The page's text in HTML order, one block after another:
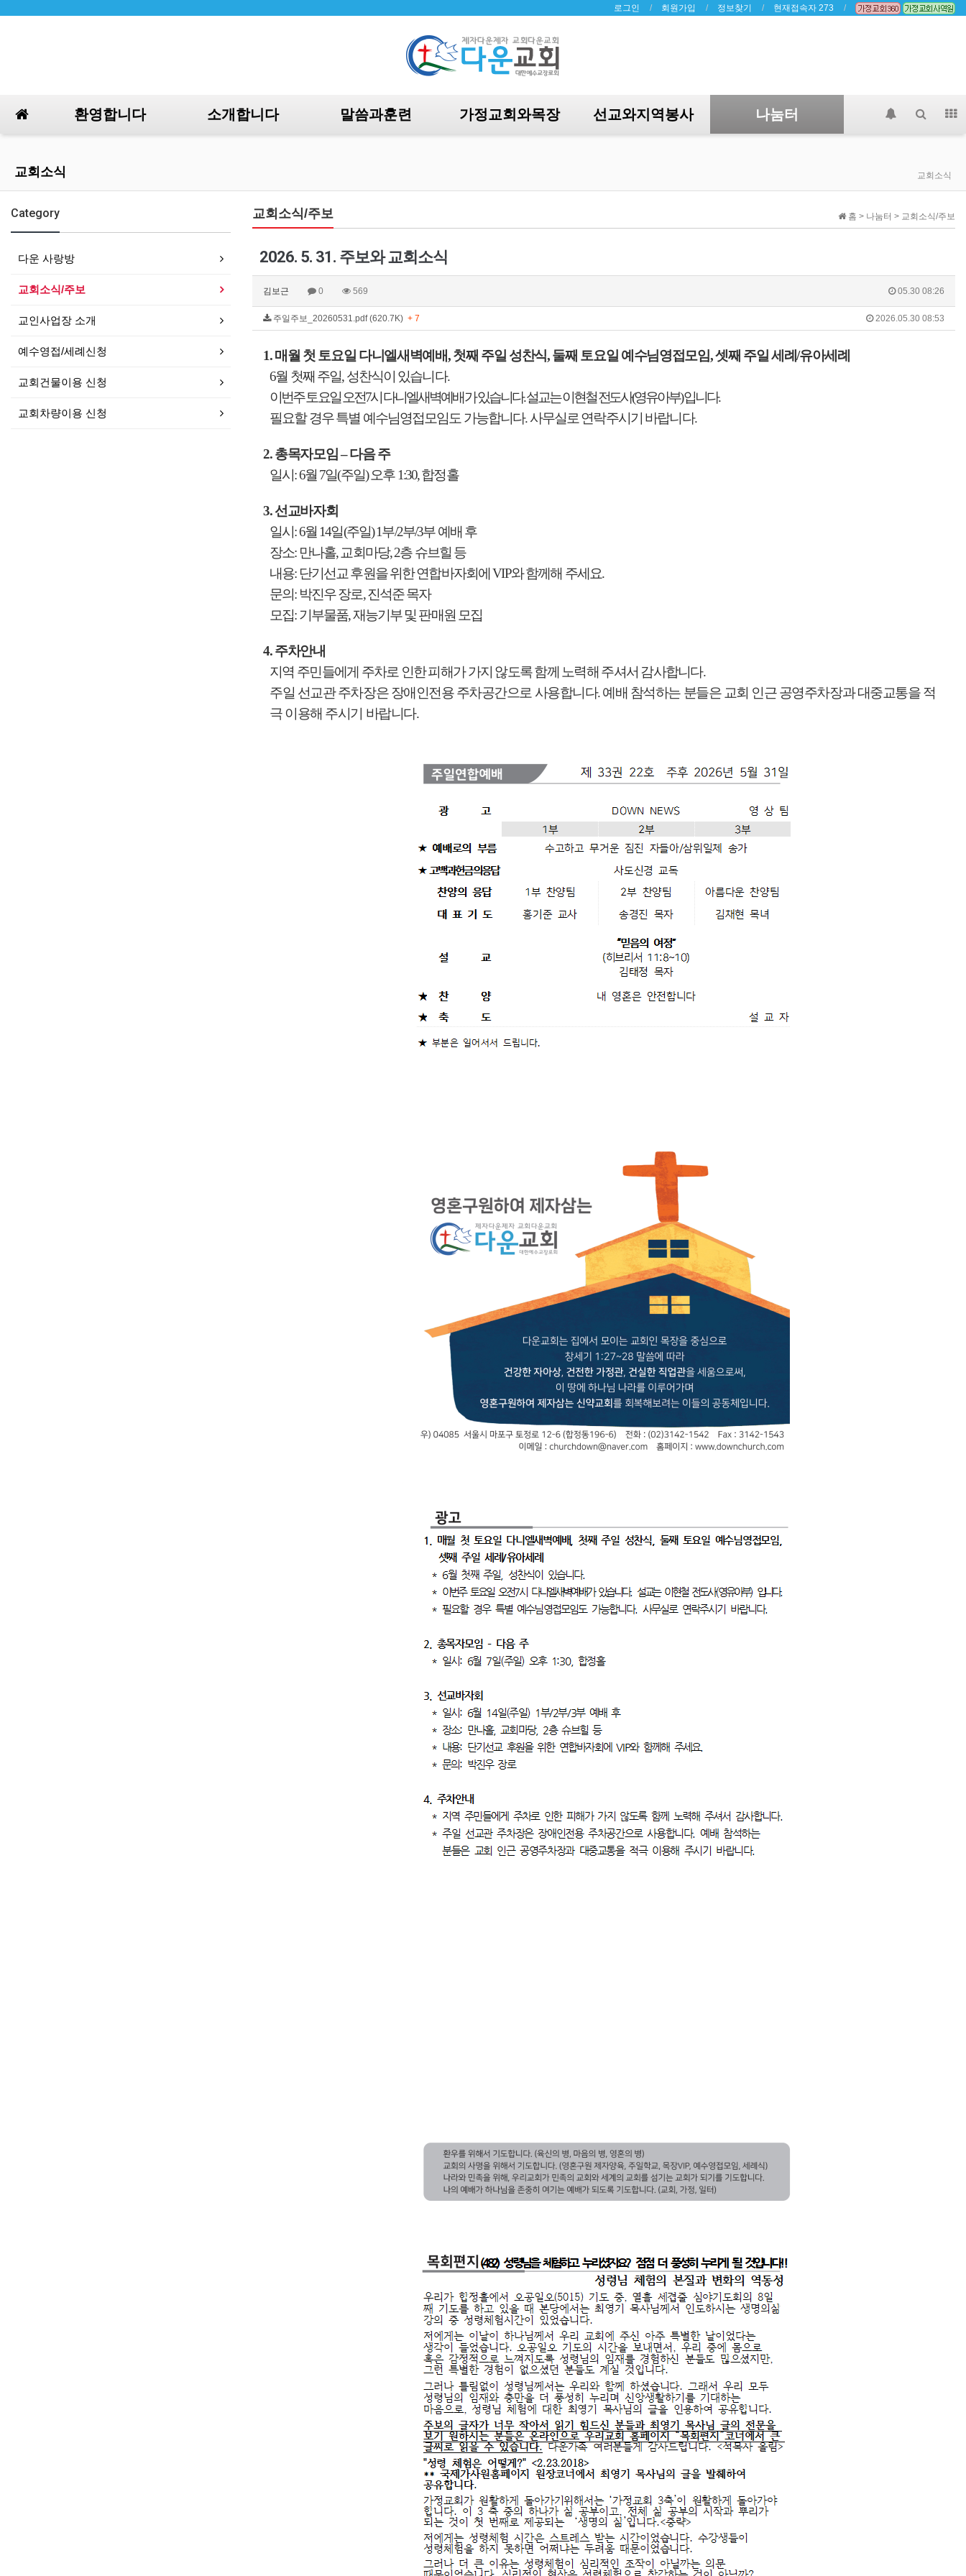
로그인 회원가입 정보찾기 현재접속자 273
환영합니다 소개합니다 말씀과훈련 가정교회와목장 선교와지역봉사 나눔터
교회소식 교회소식
홈 > 나눔터 > 교회소식/주보
교회소식/주보
2026. 5. 31. 주보와 교회소식
김보근 0 569 05.30 08:26
2026.05.30 08:53
주일주보_20260531.pdf (620.7K) + 7
1.매월 첫 토요일 다니엘새벽예배,첫째 주일 성찬식,둘째 토요일 예수님영접모임,셋째 주일 세례/유아세례
6월 첫째 주일,성찬식이 있습니다.
이번주 토요일 오전7시 다니엘새벽예배가 있습니다.설교는 이현철 전도사(영유아부)입니다.
필요할 경우 특별 예수님영접모임도 가능합니다.사무실로 연락주시기 바랍니다.
2.총목자모임–다음 주
일시 : 6월 7일(주일)오후1:30,합정홀
3.선교바자회
일시 : 6월 14일(주일) 1부/2부/3부 예배 후
장소: 만나홀, 교회마당, 2층 슈브힐 등
내용: 단기선교 후원을 위한 연합바자회에VIP와 함께해 주세요.
문의: 박진우 장로, 진석준 목자
모집: 기부물품, 재능기부 및 판매원 모집
4.주차안내
지역 주민들에게 주차로 인한 피해가 가지 않도록 함께 노력해 주셔서 감사합니다.
주일 선교관 주차장은 장애인전용 주차공간으로 사용합니다.예배 참석하는 분들은 교회 인근 공영주차장과 대중교통을 적
극 이용해 주시기 바랍니다.
Category
다운 사랑방
교회소식/주보
교인사업장 소개
예수영접/세례신청
교회건물이용 신청
교회차량이용 신청